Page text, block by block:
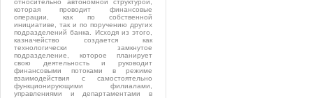
относительно автономной структурой,
которая проводит финансовые
операции, как по собственной
инициативе, так и по поручению других
подразделений банка. Исходя из этого,
казначейство создается как
технологически замкнутое
подразделение, которое планирует
свою деятельность и руководит
финансовыми потоками в режиме
взаимодействия с самостоятельно
функционирующими филиалами,
управлениями и департаментами в